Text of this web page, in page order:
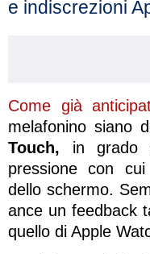
e indiscrezioni
Come già
melafonino siano
Touch, in grado
pressione con
dello schermo.
ance un feedback
quello di Apple